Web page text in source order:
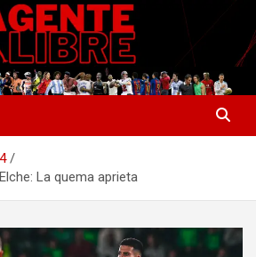
Digital
periodismo deportivo.
La quema aprieta